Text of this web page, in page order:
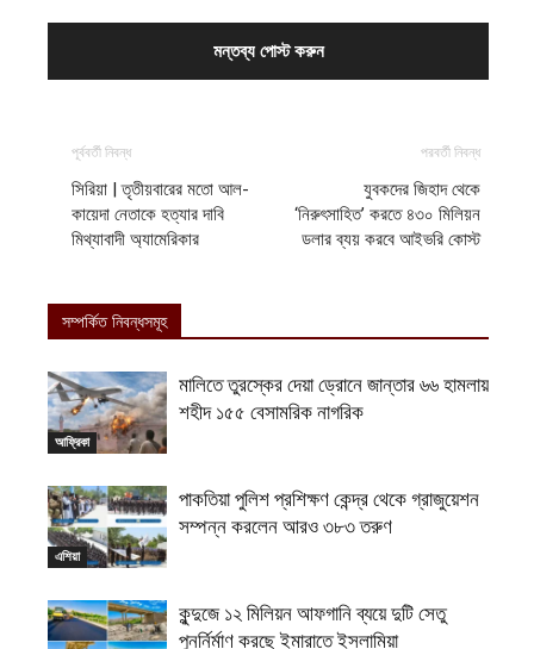
পূর্ববর্তী নিবন্ধ
সিরিয়া | তৃতীয়বারের মতো আল-
কায়েদা নেতাকে হত্যার দাবি
মিথ্যাবাদী অ্যামেরিকার
পরবর্তী নিবন্ধ
যুবকদের জিহাদ থেকে
‘নিরুৎসাহিত’ করতে ৪৩০ মিলিয়ন
ডলার ব্যয় করবে আইভরি কোস্ট
সম্পর্কিত নিবন্ধসমূহ
আফ্রিকা
মালিতে তুরস্কের দেয়া ড্রোনে জান্তার ৬৬ হামলায়
শহীদ ১৫৫ বেসামরিক নাগরিক
এশিয়া
পাকতিয়া পুলিশ প্রশিক্ষণ কেন্দ্র থেকে গ্রাজুয়েশন
সম্পন্ন করলেন আরও ৩৮৩ তরুণ
কুন্দুজে ১২ মিলিয়ন আফগানি ব্যয়ে দুটি সেতু
পুনর্নির্মাণ করছে ইমারাতে ইসলামিয়া